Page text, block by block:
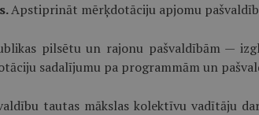
Apstiprināt mērķdotāciju apjomu
pilsētu un rajonu pašvaldībām —
sadalījumu pa programmām un
tautas mākslas kolektīvu vadītāju